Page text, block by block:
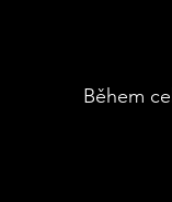
Během